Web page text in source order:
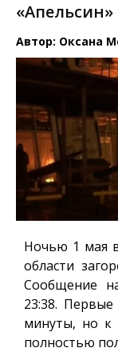
Автор: Оксана
Ночью 1 мая
области
Сообщение
23:38.
минуты, но к
полностью